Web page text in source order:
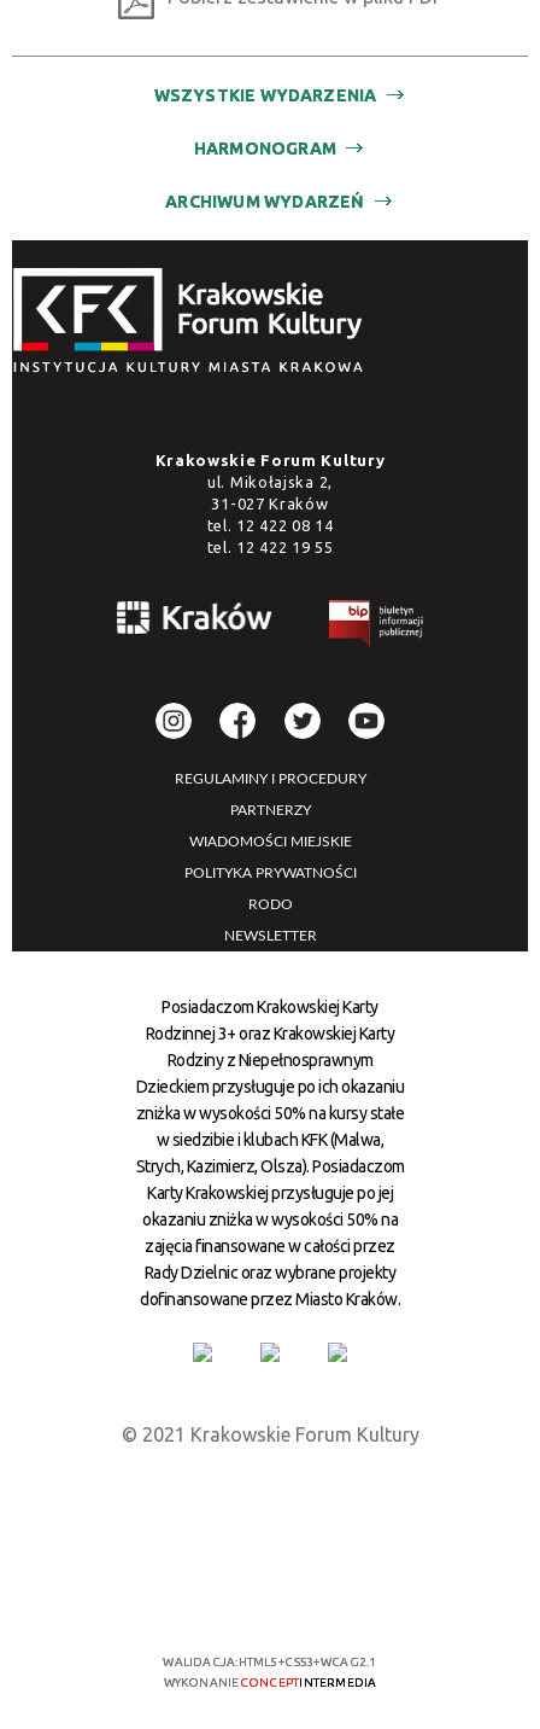
Promowane
WSZYSTKIE WYDARZENIA
HARMONOGRAM
ARCHIWUM WYDARZEŃ
Krakowskie Forum Kultury
ul. Mikołajska 2,
31-027 Kraków
tel. 12 422 08 14
tel. 12 422 19 55
REGULAMINY I PROCEDURY
PARTNERZY
WIADOMOŚCI MIEJSKIE
POLITYKA PRYWATNOŚCI
RODO
NEWSLETTER
Posiadaczom Krakowskiej Karty
Rodzinnej 3+ oraz Krakowskiej Karty
Rodziny z Niepełnosprawnym
Dzieckiem przysługuje po ich okazaniu
zniżka w wysokości 50% na kursy stałe
w siedzibie i klubach KFK (Malwa,
Strych, Kazimierz, Olsza). Posiadaczom
Karty Krakowskiej przysługuje po jej
okazaniu zniżka w wysokości 50% na
zajęcia finansowane w całości przez
Rady Dzielnic oraz wybrane projekty
dofinansowane przez Miasto Kraków.
© 2021 Krakowskie Forum Kultury
WALIDACJA:HTML5+CSS3+WCAG 2.1
WYKONANIECONCEPTINTERMEDIA